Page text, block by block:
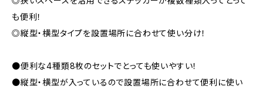
も便利！
◎縦型・横型タイプを設置場所に合わせて使い分け！
●便利な4種類8枚のセットでとっても使いやすい！
●縦型・横型が入っているので設置場所に合わせて便利に使い